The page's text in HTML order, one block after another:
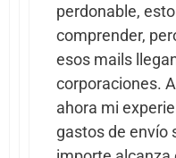
perdonable,
comprender,
esos mails
corporaciones.
ahora mi
gastos de envío